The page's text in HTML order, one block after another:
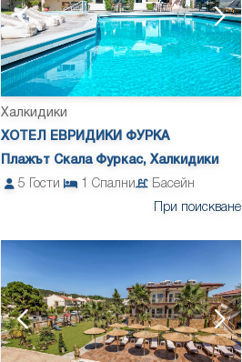
Халкидики
ХОТЕЛ ЕВРИДИКИ ФУРКА
Плажът Скала Фуркас, Халкидики
5
Гости 1 Спални
Басейн
При поискване